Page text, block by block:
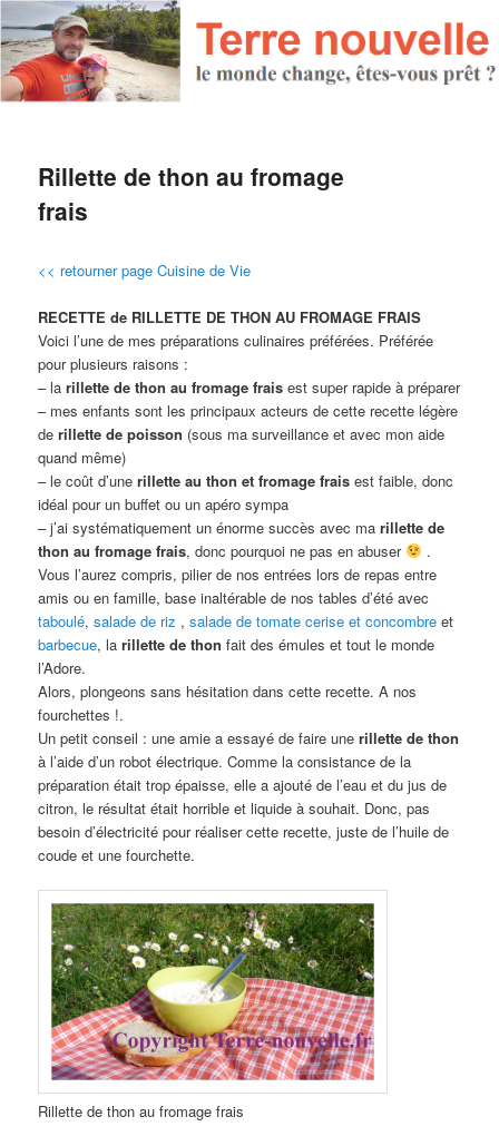
Rillette de thon au fromage
frais
<< retourner page Cuisine de Vie
RECETTE de RILLETTE DE THON AU FROMAGE FRAIS
Voici l’une de mes préparations culinaires préférées. Préférée
pour plusieurs raisons :
– larillette de thon au fromage frais est super rapide à préparer
– mes enfants sont les principaux acteurs de cette recette légère
derillette de poisson (sous ma surveillance et avec mon aide
quand même)
– le coût d’unerillette au thon et fromage frais est faible, donc
idéal pour un buffet ou un apéro sympa
– j’ai systématiquement un énorme succès avec marillette de
thon au fromage frais, donc pourquoi ne pas en abuser
.
Vous l’aurez compris, pilier de nos entrées lors de repas entre
amis ou en famille, base inaltérable de nos tables d’été avec
taboulé,salade de riz ,salade de tomate cerise et concombre et
barbecue, larillette de thon fait des émules et tout le monde
l’Adore.
Alors, plongeons sans hésitation dans cette recette. A nos
fourchettes !.
Un petit conseil : une amie a essayé de faire unerillette de thon
à l’aide d’un robot électrique. Comme la consistance de la
préparation était trop épaisse, elle a ajouté de l’eau et du jus de
citron, le résultat était horrible et liquide à souhait. Donc, pas
besoin d’électricité pour réaliser cette recette, juste de l’huile de
coude et une fourchette.
Rillette de thon au fromage frais